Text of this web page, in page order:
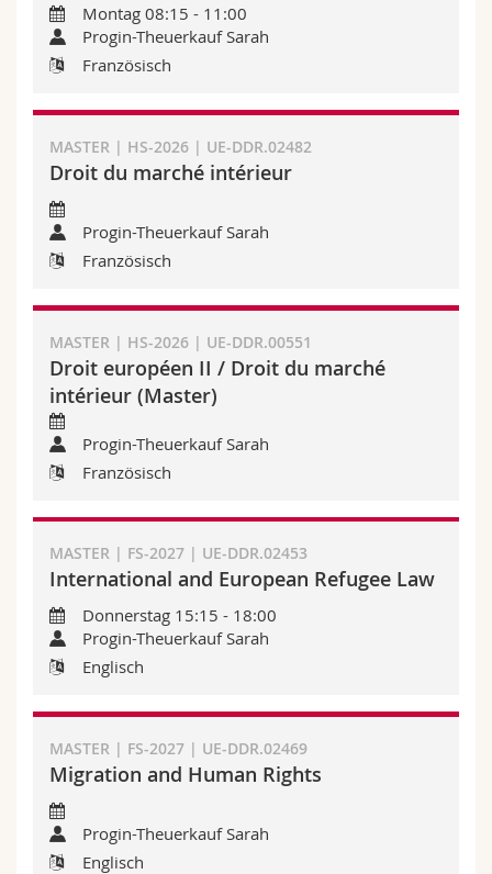
Math.-Nat. und Med. Fak.
Interfakultär
Mitarbeitende
Doktorierende
Webmail
Vorlesungsverzeichnis
MyUnifr
Montag 08:15 - 11:00
Progin-Theuerkauf Sarah
Französisch
MASTER | HS-2026 | UE-DDR.02482
Droit du marché intérieur
Progin-Theuerkauf Sarah
Französisch
MASTER | HS-2026 | UE-DDR.00551
Droit européen II / Droit du marché
intérieur (Master)
Progin-Theuerkauf Sarah
Französisch
MASTER | FS-2027 | UE-DDR.02453
International and European Refugee Law
Donnerstag 15:15 - 18:00
Progin-Theuerkauf Sarah
Englisch
MASTER | FS-2027 | UE-DDR.02469
Migration and Human Rights
Progin-Theuerkauf Sarah
Englisch